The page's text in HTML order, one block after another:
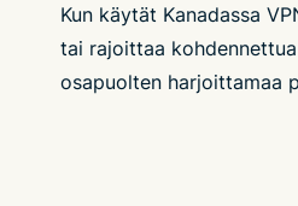
Kun käytät Kanadassa
tai rajoittaa
osapuolten harjoittamaa